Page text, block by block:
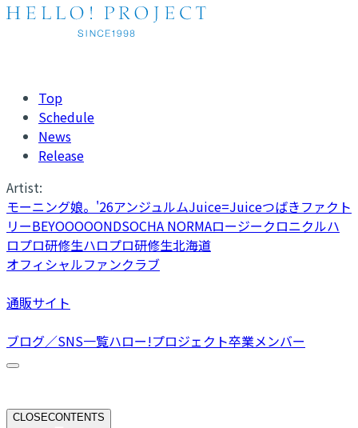
Top
Schedule
News
Release
Artist:
モーニング娘。'26アンジュルムJuice=Juiceつばきファクト
リーBEYOOOOONDSOCHA NORMAロージークロニクルハ
ロプロ研修生ハロプロ研修生北海道
オフィシャルファンクラブ
通販サイト
ブログ／SNS一覧ハロー!プロジェクト卒業メンバー
CLOSECONTENTS